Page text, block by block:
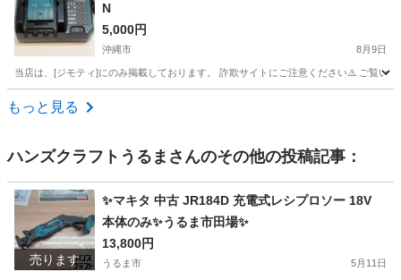
N
5,000円
沖縄市 8月9日
当店は、[ジモティ]にのみ掲載しております。 詐欺サイトにご注意ください⚠️ ご覧い
沖縄 沖縄市
もっと見る
ハンズクラフトうるま さんのその他の投稿記事：
売ります
✨マキタ 中古 JR184D 充電式レシプロソー 18V
本体のみ✨うるま市田場✨
13,800円
うるま市 5月11日